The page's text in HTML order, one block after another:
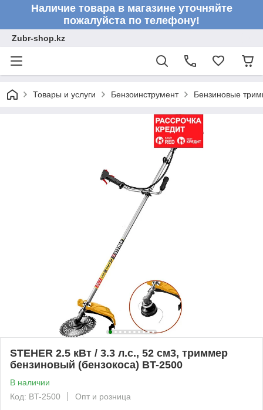
Наличие товара в магазине уточняйте
пожалуйста по телефону!
Zubr-shop.kz
Товары и услуги Бензоинструмент Бензиновые
STEHER 2.5 кВт / 3.3 л.с., 52 см3, триммер
бензиновый (бензокоса) BT-2500
В наличии
Код: BT-2500
Опт и розница